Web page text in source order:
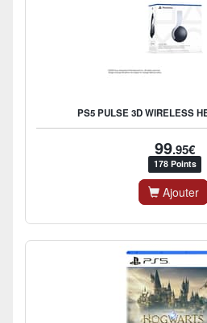
PS5 PULSE 3D WIRELESS
99.95€
178 Points
Ajouter